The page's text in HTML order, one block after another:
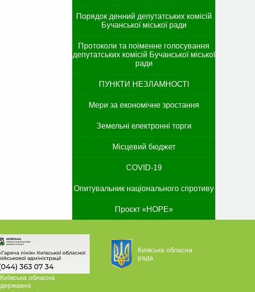
Порядок денний депутатських комісій
Бучанської міської ради
Протоколи та поіменне голосування
депутатських комісій Бучанської міської
ради
ПУНКТИ НЕЗЛАМНОСТІ
Мери за економічне зростання
Земельні електронні торги
Місцевий бюджет
COVID-19
Опитувальник національного спротиву
Проєкт «HOPE»
Київська обласна
державна
Київська обласна
рада